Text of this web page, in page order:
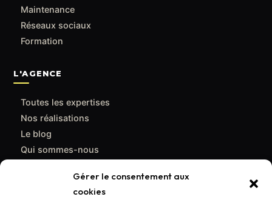
Gérer le consentement aux
cookies
Maintenance
Réseaux sociaux
Formation
L'AGENCE
Toutes les expertises
Nos réalisations
Le blog
Qui sommes-nous